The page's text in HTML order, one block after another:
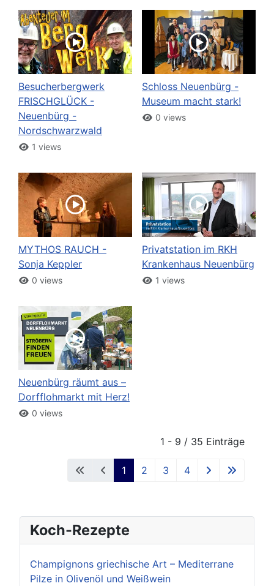
Besucherbergwerk
FRISCHGLÜCK -
Neuenbürg -
Nordschwarzwald
1 views
Schloss Neuenbürg -
Museum macht stark!
0 views
MYTHOS RAUCH -
Sonja Keppler
0 views
Privatstation im RKH
Krankenhaus Neuenbürg
1 views
Neuenbürg räumt aus –
Dorfflohmarkt mit Herz!
0 views
1 - 9 / 35 Einträge
1 2 3 4
Koch-Rezepte
Champignons griechische Art – Mediterrane
Pilze in Olivenöl und Weißwein